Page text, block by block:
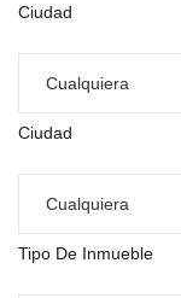
Ciudad
Ciudad
Tipo De Inmueble